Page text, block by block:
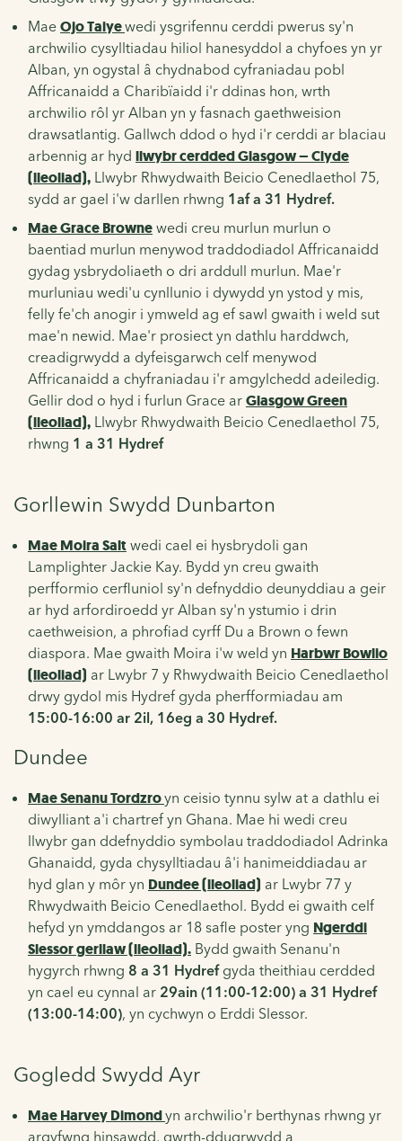
Mae Ojo Taiyewedi ysgrifennu cerddi pwerus sy'n
archwilio cysylltiadau hiliol hanesyddol a chyfoes yn yr
Alban, yn ogystal â chydnabod cyfraniadau pobl
Affricanaidd a Charibïaidd i'r ddinas hon, wrth
archwilio rôl yr Alban yn y fasnach gaethweision
drawsatlantig. Gallwch ddod o hyd i'r cerddi ar blaciau
arbennig ar hyd llwybr cerdded Glasgow – Clyde
(lleoliad), Llwybr Rhwydwaith Beicio Cenedlaethol 75,
sydd ar gael i'w darllen rhwng 1af a 31 Hydref.
Mae Grace Browne wedi creu murlun murlun o
baentiad murlun menywod traddodiadol Affricanaidd
gydag ysbrydoliaeth o dri arddull murlun. Mae'r
murluniau wedi'u cynllunio i dywydd yn ystod y mis,
felly fe'ch anogir i ymweld ag ef sawl gwaith i weld sut
mae'n newid. Mae'r prosiect yn dathlu harddwch,
creadigrwydd a dyfeisgarwch celf menywod
Affricanaidd a chyfraniadau i'r amgylchedd adeiledig.
Gellir dod o hyd i furlun Grace ar Glasgow Green
(lleoliad), Llwybr Rhwydwaith Beicio Cenedlaethol 75,
rhwng 1 a 31 Hydref
Gorllewin Swydd Dunbarton
Mae Moira Salt wedi cael ei hysbrydoli gan
Lamplighter Jackie Kay. Bydd yn creu gwaith
perfformio cerfluniol sy'n defnyddio deunyddiau a geir
ar hyd arfordiroedd yr Alban sy'n ystumio i drin
caethweision, a phrofiad cyrff Du a Brown o fewn
diaspora. Mae gwaith Moira i'w weld yn Harbwr Bowlio
(lleoliad) ar Lwybr 7 y Rhwydwaith Beicio Cenedlaethol
drwy gydol mis Hydref gyda pherfformiadau am
15:00-16:00 ar 2il, 16eg a 30 Hydref.
Dundee
Mae Senanu Tordzroyn ceisio tynnu sylw at a dathlu ei
diwylliant a'i chartref yn Ghana. Mae hi wedi creu
llwybr gan ddefnyddio symbolau traddodiadol Adrinka
Ghanaidd, gyda chysylltiadau â'i hanimeiddiadau ar
hyd glan y môr yn Dundee (lleoliad) ar Lwybr 77 y
Rhwydwaith Beicio Cenedlaethol. Bydd ei gwaith celf
hefyd yn ymddangos ar 18 safle poster yng Ngerddi
Slessor gerllaw (lleoliad). Bydd gwaith Senanu'n
hygyrch rhwng 8 a 31 Hydrefgyda theithiau cerdded
yn cael eu cynnal ar 29ain (11:00-12:00) a 31 Hydref
(13:00-14:00), yn cychwyn o Erddi Slessor.
Gogledd Swydd Ayr
Mae Harvey Dimondyn archwilio'r berthynas rhwng yr
argyfwng hinsawdd, gwrth-ddugrwydd a